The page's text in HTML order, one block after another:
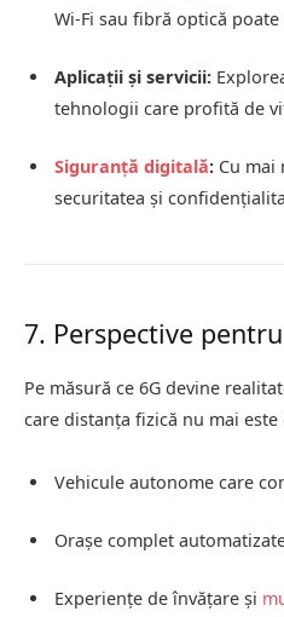
Wi-Fi sau fibră optică
Aplicații și servicii:
tehnologii care profită de
Siguranță digitală: Cu mai
securitatea și
7. Perspective
Pe măsură ce 6G devine
care distanța fizică nu mai
Vehicule autonome care
Orașe complet
Experiențe de învățare și